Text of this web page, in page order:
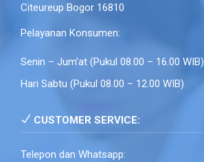
Citeureup Bogor 16810
Pelayanan Konsumen:
Senin – Jum’at (Pukul 08.00 – 16.00 WIB)
Hari Sabtu (Pukul 08.00 – 12.00 WIB)
CUSTOMER SERVICE:
Telepon dan Whatsapp: